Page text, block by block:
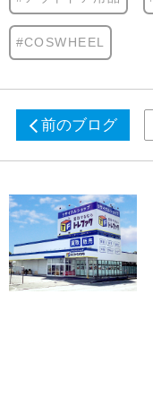
#COSWHEEL
前のブログ